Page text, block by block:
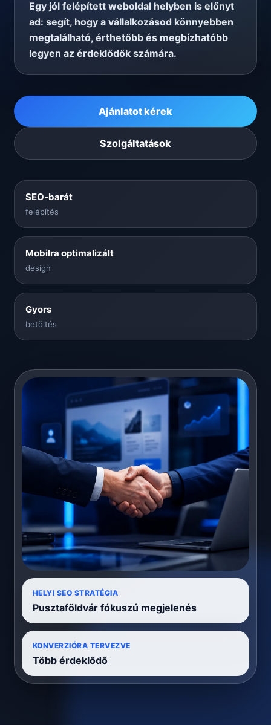
Egy jól felépített weboldal helyben is előnyt
ad: segít, hogy a vállalkozásod könnyebben
megtalálható, érthetőbb és megbízhatóbb
legyen az érdeklődők számára.
Ajánlatot kérek
Szolgáltatások
SEO-barát
felépítés
Mobilra optimalizált
design
Gyors
betöltés
HELYI SEO STRATÉGIA
Pusztaföldvár fókuszú megjelenés
KONVERZIÓRA TERVEZVE
Több érdeklődő